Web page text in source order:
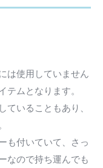
は使用していません
テムとなります。
ていることもあり、
も付いていて、さっ
なので持ち運んでも